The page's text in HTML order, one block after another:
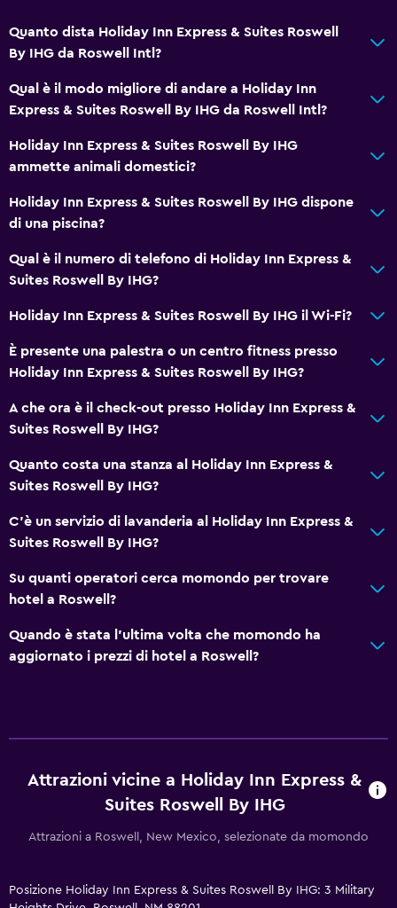
Asciugacapelli
Carta igienica
Doccia a filo pavimento
Salute e sicurezza
Kit di pronto soccorso
Videosorveglianza all'esterno della struttura
Rilevatore monossido di carbonio
Cassaforte
Servizi e comodità
Servizio sveglia
Cassetta di sicurezza
Strutture per riunioni/ricevimenti
Check-out veloce
Reception 24h/24
Piscina e spa
Forno a microonde
Frigorifero
Quanto dista Holiday Inn Express & Suites Roswell
By IHG da Roswell Intl?
Qual è il modo migliore di andare a Holiday Inn
Express & Suites Roswell By IHG da Roswell Intl?
Holiday Inn Express & Suites Roswell By IHG
ammette animali domestici?
Holiday Inn Express & Suites Roswell By IHG dispone
di una piscina?
Qual è il numero di telefono di Holiday Inn Express &
Suites Roswell By IHG?
Holiday Inn Express & Suites Roswell By IHG il Wi-Fi?
È presente una palestra o un centro fitness presso
Holiday Inn Express & Suites Roswell By IHG?
A che ora è il check-out presso Holiday Inn Express &
Suites Roswell By IHG?
Quanto costa una stanza al Holiday Inn Express &
Suites Roswell By IHG?
C'è un servizio di lavanderia al Holiday Inn Express &
Suites Roswell By IHG?
Su quanti operatori cerca momondo per trovare
hotel a Roswell?
Quando è stata l'ultima volta che momondo ha
aggiornato i prezzi di hotel a Roswell?
Attrazioni vicine a Holiday Inn Express &
Suites Roswell By IHG
Attrazioni a Roswell, New Mexico, selezionate da momondo
Posizione Holiday Inn Express & Suites Roswell By IHG: 3 Military